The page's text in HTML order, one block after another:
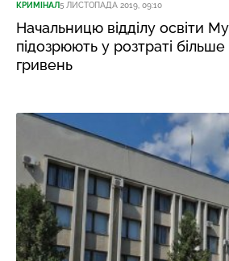
КРИМІНАЛ5 ЛИСТОПАДА 2019, 09:10
Начальницю відділу освіти
підозрюють у розтраті
гривень